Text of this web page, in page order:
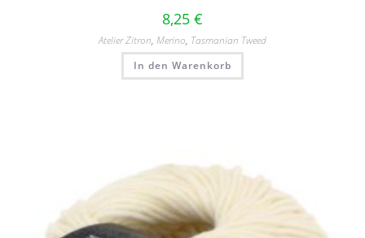
8,25 €
Atelier Zitron, Merino, Tasmanian Tweed
In den Warenkorb